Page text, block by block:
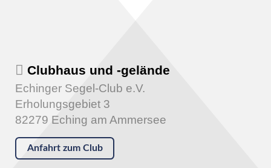
Clubhaus und -gelände
Echinger Segel-Club e.V.
Erholungsgebiet 3
82279 Eching am Ammersee
Anfahrt zum Club